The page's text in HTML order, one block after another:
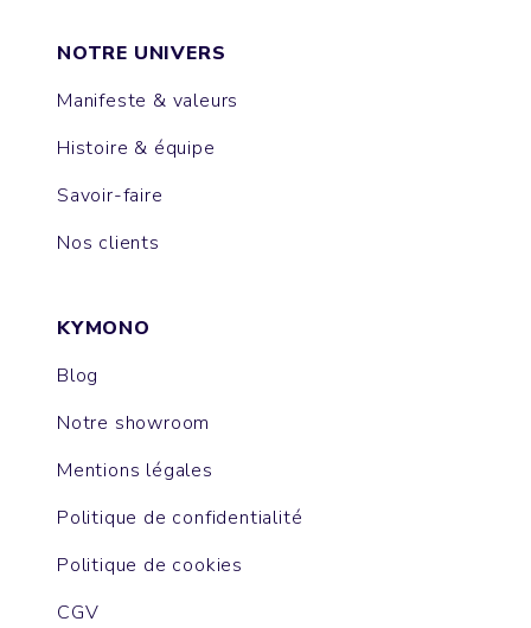
NOTRE UNIVERS
Manifeste & valeurs
Histoire & équipe
Savoir-faire
Nos clients
KYMONO
Blog
Notre showroom
Mentions légales
Politique de confidentialité
Politique de cookies
CGV